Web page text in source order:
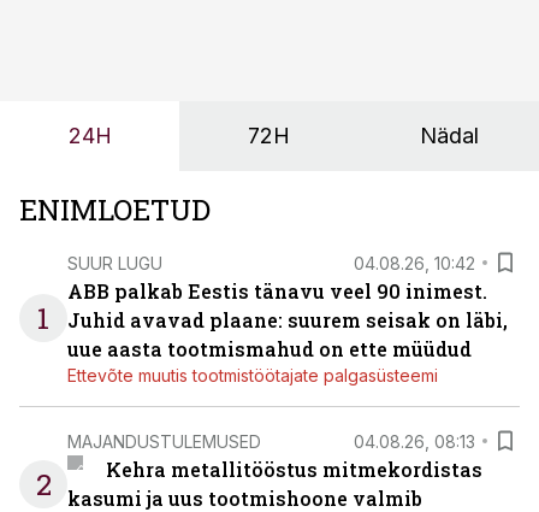
OÜ tegevjuht Sander Mitendorf.
24H 72H Nädal
ENIMLOETUD
1
SUUR LUGU 04.08.26, 10:42
ABB palkab Eestis tänavu veel 90 inimest.
Juhid avavad plaane: suurem seisak on läbi,
uue aasta tootmismahud on ette müüdud
Ettevõte muutis tootmistöötajate palgasüsteemi
2
MAJANDUSTULEMUSED 04.08.26, 08:13
Kehra metallitööstus mitmekordistas
kasumi ja uus tootmishoone valmib